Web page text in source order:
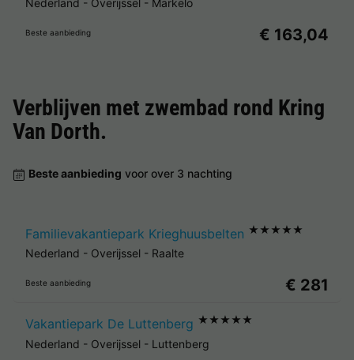
Nederland - Overijssel - Markelo
Beste aanbieding € 163,04
Verblijven met zwembad rond Kring
Van Dorth.
Beste aanbieding voor over 3 nachting
Familievakantiepark Krieghuusbelten ★★★★★
Nederland - Overijssel - Raalte
Beste aanbieding € 281
Vakantiepark De Luttenberg ★★★★★
Nederland - Overijssel - Luttenberg